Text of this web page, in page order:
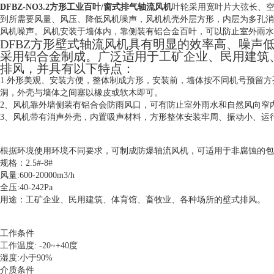
DFBZ-NO3.2方形工业百叶/窗式排气轴流风机叶轮采用宽叶片大弦长、
到所需要风量、风压、降低风机噪声，风机机壳外层方形，内层为多孔
风机噪声。风机安装于墙体内，靠侧装有铝合金百叶，可以防止室外雨
DFBZ方形壁式轴流风机具有明显的效率高、噪声
采用铝合金制成。广泛适用于工矿企业、民用建
排风，并具有以下特点：
1.外形美观、安装方便，整体制成方形，安装前，墙体按不同机号预留
洞，外壳与墙体之间塞以橡皮或软木即可。
2、风机靠外墙侧装有铝合会防雨风口，可有防止室外雨水和自然风向窄
3、风机带有消声外壳，内置吸声材料，方形整体安装牢周、振动小、运
根据环境使用环境不同要求，可制成防爆轴流风机，可适用于非腐蚀的
规格：2.5#-8#
风量:600-20000m3/h
全压:40-242Pa
用途：工矿企业、民用建筑、体育馆、畜牧业、各种场所的壁式排风。
工作条件
工作温度: -20~+40度
湿度:小于90%
介质条件